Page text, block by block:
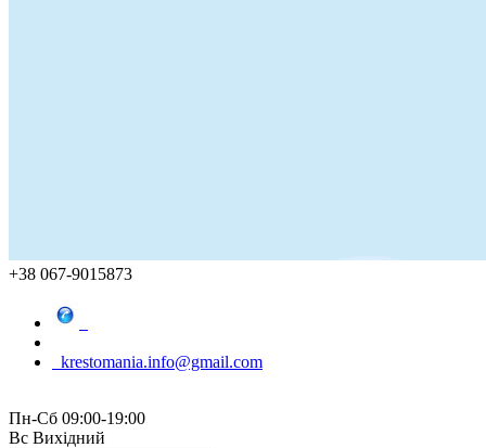
+38 067-9015873
krestomania.info@gmail.com
Пн-Сб 09:00-19:00
Вс Вихідний